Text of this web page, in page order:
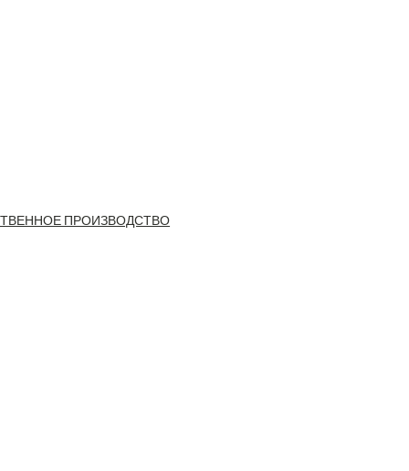
ПРОИЗВОДСТВО